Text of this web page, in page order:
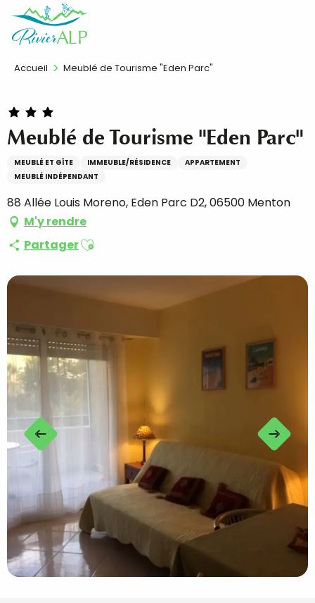
contenu
FR
Accueil Meublé de Tourisme "Eden Parc"
Meublé de Tourisme "Eden Parc"
MEUBLÉ ET GÎTE IMMEUBLE/RÉSIDENCE
APPARTEMENT
MEUBLÉ INDÉPENDANT
88 Allée Louis Moreno, Eden Parc D2, 06500 Menton
M'y rendre
PartagerAjouter aux favoris